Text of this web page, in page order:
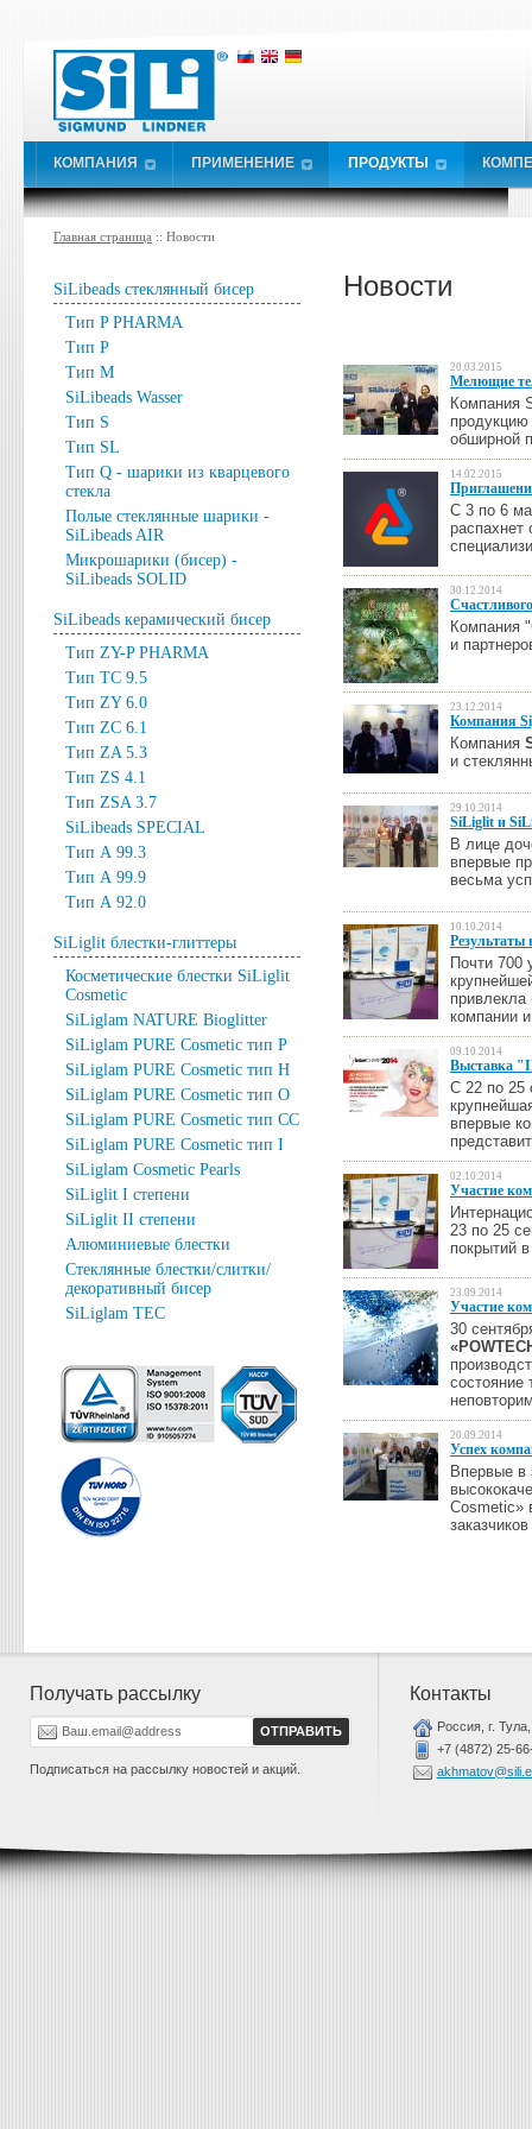
КОМПАНИЯ ПРИМЕНЕНИЕ ПРОДУКТЫ
Главная страница :: Новости
SiLibeads стеклянный бисер
Тип P PHARMA
Тип P
Тип M
SiLibeads Wasser
Тип S
Тип SL
Тип Q - шарики из кварцевого
стекла
Полые стеклянные шарики -
SiLibeads AIR
Микрошарики (бисер) -
SiLibeads SOLID
SiLibeads керамический бисер
Тип ZY-P PHARMA
Тип TC 9.5
Тип ZY 6.0
Тип ZC 6.1
Тип ZA 5.3
Тип ZS 4.1
Тип ZSA 3.7
SiLibeads SPECIAL
Тип А 99.3
Тип А 99.9
Тип А 92.0
SiLiglit блестки-глиттеры
Косметические блестки SiLiglit
Cosmetic
SiLiglam NATURE Bioglitter
SiLiglam PURE Cosmetic тип P
SiLiglam PURE Cosmetic тип H
SiLiglam PURE Cosmetic тип O
SiLiglam PURE Cosmetic тип СС
SiLiglam PURE Cosmetic тип I
SiLiglam Cosmetic Pearls
SiLiglit I степени
SiLiglit II степени
Алюминиевые блестки
Стеклянные блестки/слитки/
декоративный бисер
SiLiglam TEC
Новости
20.03.2015
Мелющие
Компания
обширной
14.02.2015
С 3 по 6
распахнет
30.12.2014
Компания
и
23.12.2014
Компания
Компания
и
29.10.2014
SiLiglit и
В лице
впервые
весьма
10.10.2014
Результаты
Почти 700
привлекла
компании
09.10.2014
Выставка
С 22 по 25
впервые
02.10.2014
Участие
23 по 25
покрытий
23.09.2014
Участие
30
состояние
20.09.2014
Успех
Впервые в
Cosmetic»
Получать рассылку
Подписаться на рассылку новостей и акций.
Контакты
Россия, г.
+7 (4872) 25-